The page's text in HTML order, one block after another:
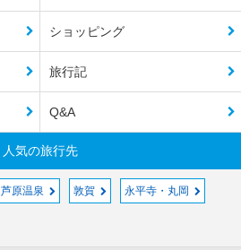
ショッピング
旅行記
Q&A
人気の旅行先
芦原温泉 敦賀 永平寺・丸岡